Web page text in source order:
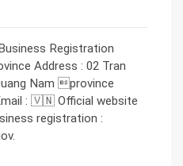
Registration
Address : 02 Tran
Nam province
: 🇻🇳 Official website
registration :